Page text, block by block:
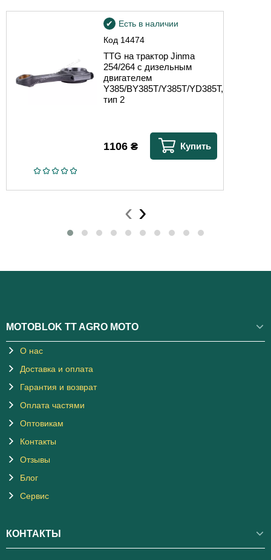
Код 14474
Есть в наличии
TTG на трактор Jinma
254/264 с дизельным
двигателем
Y385/BY385T/Y385T/YD385T,
тип 2
1106 ₴ Купить
‹ ›
MOTOBLOK TT AGRO MOTO
О нас
Доставка и оплата
Гарантия и возврат
Оплата частями
Оптовикам
Контакты
Отзывы
Блог
Сервис
КОНТАКТЫ